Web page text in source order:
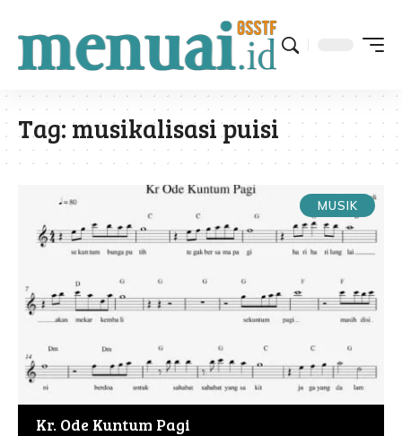
Tag: musikalisasi puisi
MUSIK
Kr. Ode Kuntum Pagi